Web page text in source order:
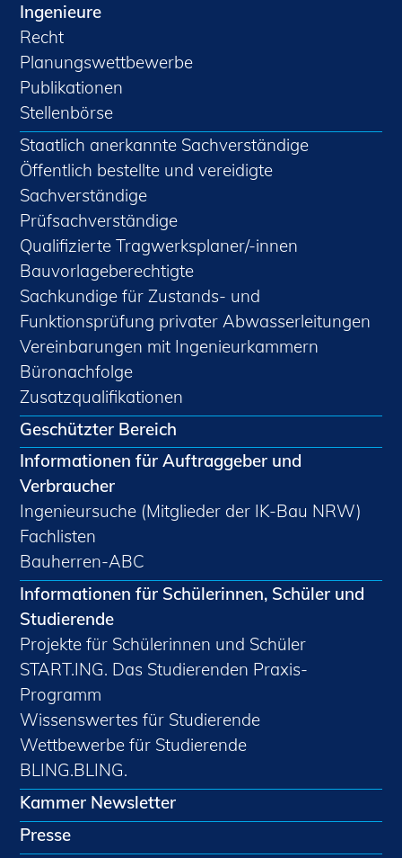
Ingenieure
Recht
Planungswettbewerbe
Publikationen
Stellenbörse
Staatlich anerkannte Sachverständige
Öffentlich bestellte und vereidigte
Sachverständige
Prüfsachverständige
Qualifizierte Tragwerksplaner/-innen
Bauvorlageberechtigte
Sachkundige für Zustands- und
Funktionsprüfung privater Abwasserleitungen
Vereinbarungen mit Ingenieurkammern
Büronachfolge
Zusatzqualifikationen
Geschützter Bereich
Informationen für Auftraggeber und
Verbraucher
Ingenieursuche (Mitglieder der IK-Bau NRW)
Fachlisten
Bauherren-ABC
Informationen für Schülerinnen, Schüler und
Studierende
Projekte für Schülerinnen und Schüler
START.ING. Das Studierenden Praxis-
Programm
Wissenswertes für Studierende
Wettbewerbe für Studierende
BLING.BLING.
Kammer Newsletter
Presse